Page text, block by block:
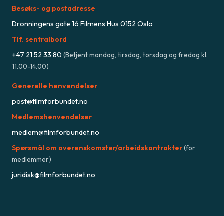
Besøks- og postadresse
Dronningens gate 16 Filmens Hus 0152 Oslo
Tlf. sentralbord
+47 21 52 33 80 (Betjent mandag, tirsdag, torsdag og fredag kl.
11.00-14.00)
Generelle henvendelser
post@filmforbundet.no
Medlemshenvendelser
medlem@filmforbundet.no
Spørsmål om overenskomster/arbeidskontrakter(for
medlemmer)
juridisk@filmforbundet.no